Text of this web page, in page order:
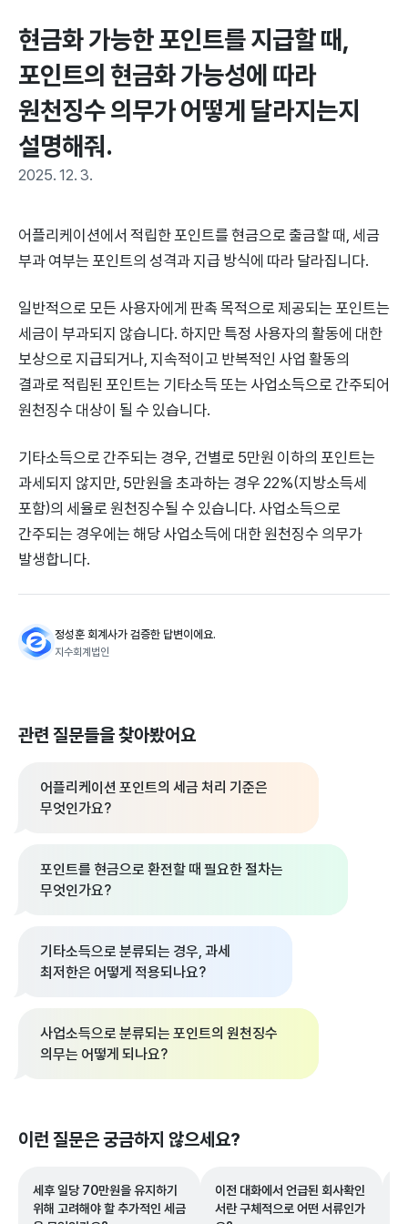
현금화 가능한 포인트를 지급할 때,
포인트의 현금화 가능성에 따라
원천징수 의무가 어떻게 달라지는지
설명해줘.
2025. 12. 3.
어플리케이션에서 적립한 포인트를 현금으로 출금할 때, 세금
부과 여부는 포인트의 성격과 지급 방식에 따라 달라집니다.
일반적으로 모든 사용자에게 판촉 목적으로 제공되는 포인트는
세금이 부과되지 않습니다. 하지만 특정 사용자의 활동에 대한
보상으로 지급되거나, 지속적이고 반복적인 사업 활동의
결과로 적립된 포인트는 기타소득 또는 사업소득으로 간주되어
원천징수 대상이 될 수 있습니다.
기타소득으로 간주되는 경우, 건별로 5만원 이하의 포인트는
과세되지 않지만, 5만원을 초과하는 경우 22%(지방소득세
포함)의 세율로 원천징수될 수 있습니다. 사업소득으로
간주되는 경우에는 해당 사업소득에 대한 원천징수 의무가
발생합니다.
정성훈 회계사가 검증한 답변이에요.
지수회계법인
관련 질문들을 찾아봤어요
어플리케이션 포인트의 세금 처리 기준은
무엇인가요?
포인트를 현금으로 환전할 때 필요한 절차는
무엇인가요?
기타소득으로 분류되는 경우, 과세
최저한은 어떻게 적용되나요?
사업소득으로 분류되는 포인트의 원천징수
의무는 어떻게 되나요?
이런 질문은 궁금하지 않으세요?
세후 일당 70만원을 유지하기
위해 고려해야 할 추가적인 세금
이전 대화에서 언급된 회사확인
서란 구체적으로 어떤 서류인가